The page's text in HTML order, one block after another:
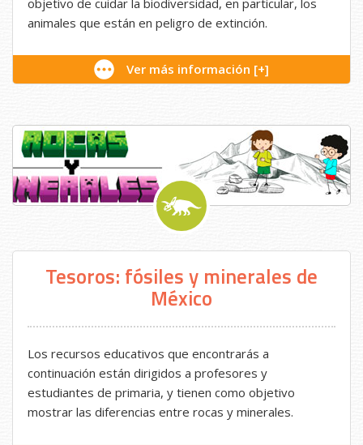
animales que están en peligro de extinción.
Ver más información [+]
Tesoros: fósiles y minerales de
México
Los recursos educativos que encontrarás a
continuación están dirigidos a profesores y
estudiantes de primaria, y tienen como objetivo
mostrar las diferencias entre rocas y minerales.